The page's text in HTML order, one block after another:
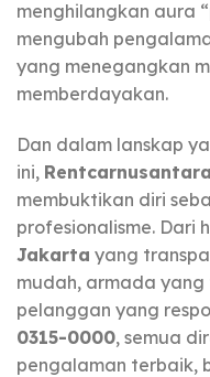
menghilangkan aura
mengubah
yang menegangkan
memberdayakan.
Dan dalam lanskap
ini, Rentcarnusantara
membuktikan diri
profesionalisme. Dari
Jakarta yang
mudah, armada
pelanggan yang
0315-0000, semua
pengalaman terbaik,